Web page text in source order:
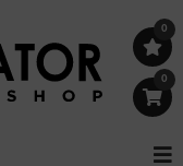
0
0